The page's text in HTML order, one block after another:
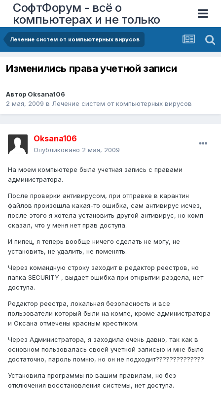
СофтФорум - всё о
компьютерах и не только
Лечение систем от компьютерных вирусов
Изменились права учетной записи
Автор Oksana106
2 мая, 2009 в Лечение систем от компьютерных вирусов
Oksana106
Опубликовано 2 мая, 2009
На моем компьютере была учетная запись с правами
администратора.
После проверки антивирусом, при отправке в карантин
файлов произошла какая-то ошибка, сам антивирус исчез,
после этого я хотела установить другой антивирус, но комп
сказал, что у меня нет прав доступа.
И пипец, я теперь вообще ничего сделать не могу, не
установить, не удалить, не поменять.
Через командную строку заходит в редактор реестров, но
папка SECURITY , выдает ошибка при открытии раздела, нет
доступа.
Редактор реестра, локальная безопасность и все
пользователи который были на компе, кроме администратора
и Оксана отмечены красным крестиком.
Через Администратора, я заходила очень давно, так как в
основном пользовалась своей учетной записью и мне было
достаточно, пароль помню, но он не подходит??????????????
Установила программы по вашим правилам, но без
отключения восстановления системы, нет доступа.